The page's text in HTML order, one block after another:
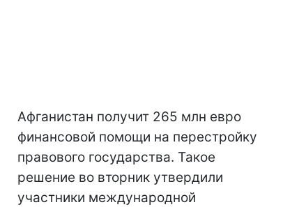
Афганистан получит 265 млн евро
финансовой помощи на перестройку
правового государства. Такое
решение во вторник утвердили
участники международной